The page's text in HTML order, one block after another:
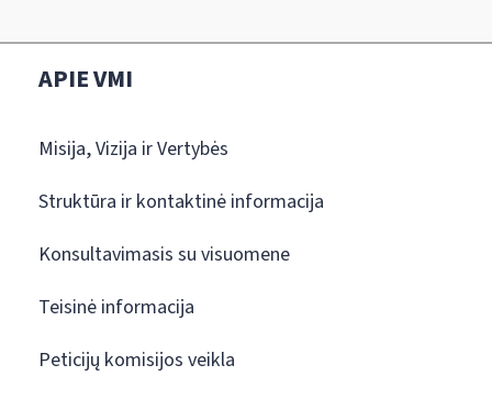
APIE VMI
Misija, Vizija ir Vertybės
Struktūra ir kontaktinė informacija
Konsultavimasis su visuomene
Teisinė informacija
Peticijų komisijos veikla